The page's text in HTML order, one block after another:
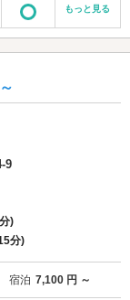
もっと見る
うち3.5
9
)
分)
宿泊 7,100 円 ～